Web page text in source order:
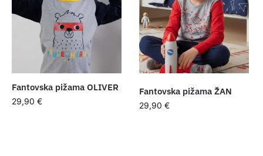
Fantovska pižama OLIVER
29,90 €
Fantovska pižama ŽAN
29,90€